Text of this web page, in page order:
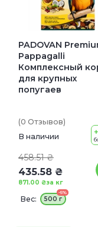
PADOVAN
Pappagalli
Комплексный
для крупных
попугаев
(0 Отзывов)
В наличии
458.51 ₴
435.58 ₴
за кг
871.00 ₴
Вес:
-5%
500 г